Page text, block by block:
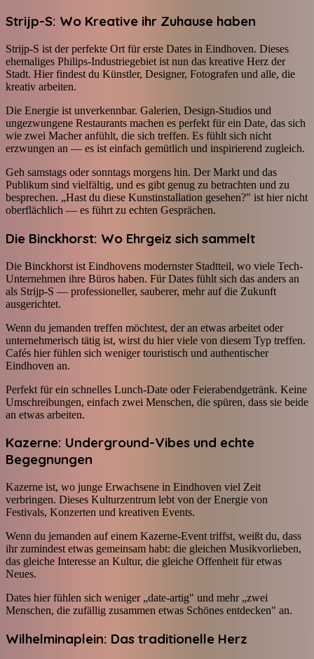
Strijp-S: Wo Kreative ihr Zuhause haben
Strijp-S ist der perfekte Ort für erste Dates in Eindhoven. Dieses
ehemaliges Philips-Industriegebiet ist nun das kreative Herz der
Stadt. Hier findest du Künstler, Designer, Fotografen und alle, die
kreativ arbeiten.
Die Energie ist unverkennbar. Galerien, Design-Studios und
ungezwungene Restaurants machen es perfekt für ein Date, das sich
wie zwei Macher anfühlt, die sich treffen. Es fühlt sich nicht
erzwungen an — es ist einfach gemütlich und inspirierend zugleich.
Geh samstags oder sonntags morgens hin. Der Markt und das
Publikum sind vielfältig, und es gibt genug zu betrachten und zu
besprechen. „Hast du diese Kunstinstallation gesehen?" ist hier nicht
oberflächlich — es führt zu echten Gesprächen.
Die Binckhorst: Wo Ehrgeiz sich sammelt
Die Binckhorst ist Eindhovens modernster Stadtteil, wo viele Tech-
Unternehmen ihre Büros haben. Für Dates fühlt sich das anders an
als Strijp-S — professioneller, sauberer, mehr auf die Zukunft
ausgerichtet.
Wenn du jemanden treffen möchtest, der an etwas arbeitet oder
unternehmerisch tätig ist, wirst du hier viele von diesem Typ treffen.
Cafés hier fühlen sich weniger touristisch und authentischer
Eindhoven an.
Perfekt für ein schnelles Lunch-Date oder Feierabendgetränk. Keine
Umschreibungen, einfach zwei Menschen, die spüren, dass sie beide
an etwas arbeiten.
Kazerne: Underground-Vibes und echte
Begegnungen
Kazerne ist, wo junge Erwachsene in Eindhoven viel Zeit
verbringen. Dieses Kulturzentrum lebt von der Energie von
Festivals, Konzerten und kreativen Events.
Wenn du jemanden auf einem Kazerne-Event triffst, weißt du, dass
ihr zumindest etwas gemeinsam habt: die gleichen Musikvorlieben,
das gleiche Interesse an Kultur, die gleiche Offenheit für etwas
Neues.
Dates hier fühlen sich weniger „date-artig" und mehr „zwei
Menschen, die zufällig zusammen etwas Schönes entdecken" an.
Wilhelminaplein: Das traditionelle Herz